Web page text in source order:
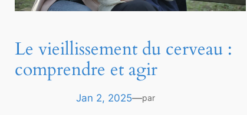
Le vieillissement du cerveau :
comprendre et agir
Jan 2, 2025—par